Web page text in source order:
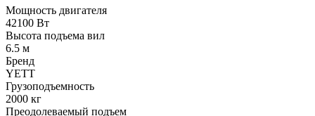
Мощность двигателя
42100 Вт
Высота подъема вил
6.5 м
Бренд
YETT
Грузоподъемность
2000 кг
Преодолеваемый подъем